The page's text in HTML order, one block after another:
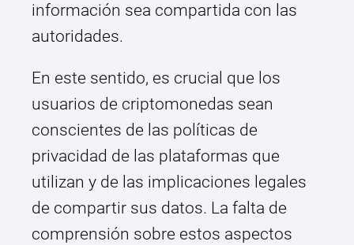
información sea compartida con las
autoridades.
En este sentido, es crucial que los
usuarios de criptomonedas sean
conscientes de las políticas de
privacidad de las plataformas que
utilizan y de las implicaciones legales
de compartir sus datos. La falta de
comprensión sobre estos aspectos